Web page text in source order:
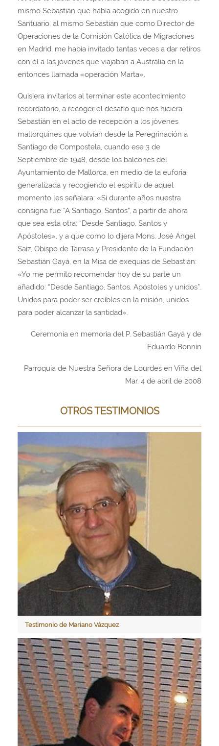
mismo Sebastián que había acogido en nuestro
Santuario, al mismo Sebastián que como Director de
Operaciones de la Comisión Católica de Migraciones
en Madrid, me había invitado tantas veces a dar retiros
con él a las jóvenes que viajaban a Australia en la
entonces llamada «operación Marta».
Quisiera invitarlos al terminar este acontecimiento
recordatorio, a recoger el desafío que nos hiciera
Sebastián en el acto de recepción a los jóvenes
mallorquines que volvían desde la Peregrinación a
Santiago de Compostela, cuando ese 3 de
Septiembre de 1948, desde los balcones del
Ayuntamiento de Mallorca, en medio de la euforia
generalizada y recogiendo el espíritu de aquel
momento les señalara: «Si durante años nuestra
consigna fue “A Santiago, Santos”, a partir de ahora
que sea esta otra: “Desde Santiago, Santos y
Apóstoles», y a que como lo dijera Mons. José Ángel
Saiz, Obispo de Tarrasa y Presidente de la Fundación
Sebastián Gayá, en la Misa de exequias de Sebastián:
«Yo me permito recomendar hoy de su parte un
añadido: “Desde Santiago, Santos, Apóstoles y unidos”.
Unidos para poder ser creíbles en la misión, unidos
para poder alcanzar la santidad».
Ceremonia en memoria del P. Sebastián Gayá y de
Eduardo Bonnin
Parroquia de Nuestra Señora de Lourdes en Viña del
Mar. 4 de abril de 2008
OTROS TESTIMONIOS
Testimonio de Mariano Vázquez